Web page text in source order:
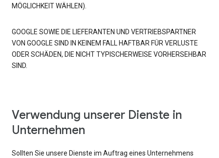
MÖGLICHKEIT WÄHLEN).
GOOGLE SOWIE DIE LIEFERANTEN UND VERTRIEBSPARTNER
VON GOOGLE SIND IN KEINEM FALL HAFTBAR FÜR VERLUSTE
ODER SCHÄDEN, DIE NICHT TYPISCHERWEISE VORHERSEHBAR
SIND.
Verwendung unserer Dienste in
Unternehmen
Sollten Sie unsere Dienste im Auftrag eines Unternehmens